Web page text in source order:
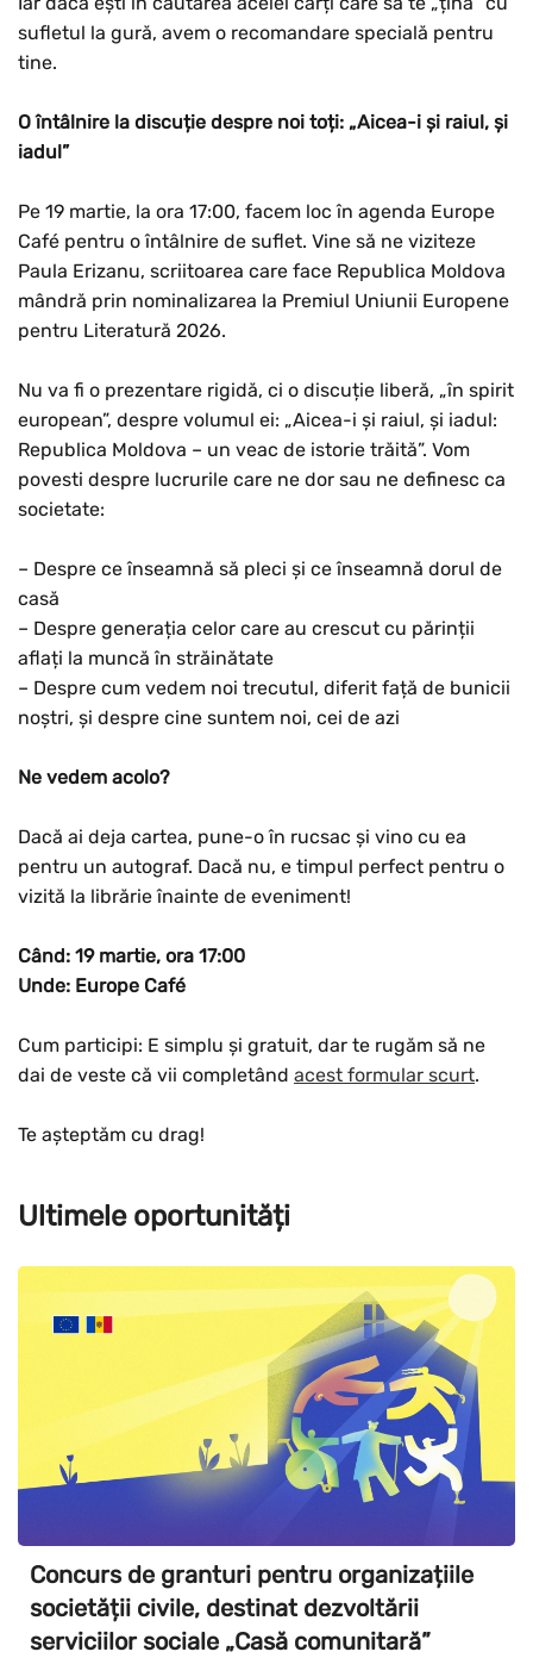
sufletul la gură, avem o recomandare specială pentru
tine.
O întâlnire la discuție despre noi toți: „Aicea-i și raiul, și
iadul”
Pe 19 martie, la ora 17:00, facem loc în agenda Europe
Café pentru o întâlnire de suflet. Vine să ne viziteze
Paula Erizanu, scriitoarea care face Republica Moldova
mândră prin nominalizarea la Premiul Uniunii Europene
pentru Literatură 2026.
Nu va fi o prezentare rigidă, ci o discuție liberă, „în spirit
european”, despre volumul ei: „Aicea-i și raiul, și iadul:
Republica Moldova – un veac de istorie trăită”. Vom
povesti despre lucrurile care ne dor sau ne definesc ca
societate:
– Despre ce înseamnă să pleci și ce înseamnă dorul de
casă
– Despre generația celor care au crescut cu părinții
aflați la muncă în străinătate
– Despre cum vedem noi trecutul, diferit față de bunicii
noștri, și despre cine suntem noi, cei de azi
Ne vedem acolo?
Dacă ai deja cartea, pune-o în rucsac și vino cu ea
pentru un autograf. Dacă nu, e timpul perfect pentru o
vizită la librărie înainte de eveniment!
Când: 19 martie, ora 17:00
Unde: Europe Café
Cum participi: E simplu și gratuit, dar te rugăm să ne
dai de veste că vii completând acest formular scurt.
Te așteptăm cu drag!
Ultimele oportunități
Concurs de granturi pentru organizațiile
societății civile, destinat dezvoltării
serviciilor sociale „Casă comunitară”